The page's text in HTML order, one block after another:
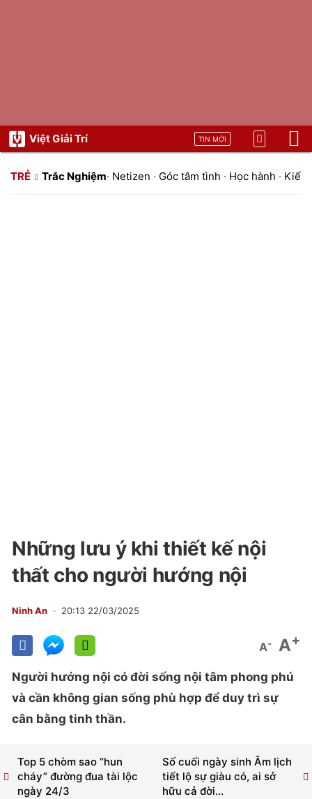
Việt Giải Trí TIN MỚI
TRẺ Trắc Nghiệm· Netizen · Góc tâm tình · Học hành · Kiến
Những lưu ý khi thiết kế nội
thất cho người hướng nội
Ninh An 20:13 22/03/2025
A- A+
Người hướng nội có đời sống nội tâm phong phú
và cần không gian sống phù hợp để duy trì sự
cân bằng tinh thần.
Số cuối ngày sinh Âm lịch
tiết lộ sự giàu có, ai sở
hữu cả đời...
Top 5 chòm sao “hun
cháy” đường đua tài lộc
ngày 24/3